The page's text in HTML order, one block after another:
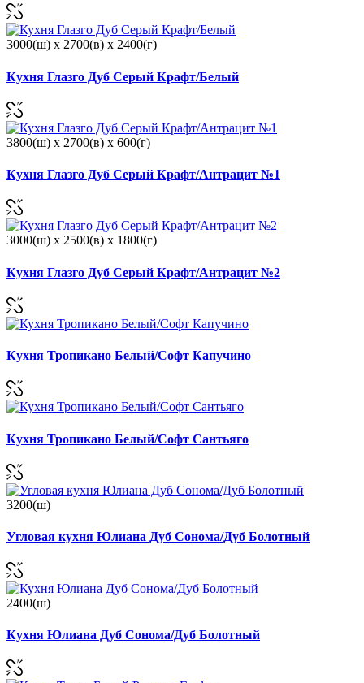
3000(ш) x 2700(в) x 2400(г)
Кухня Глазго Дуб Серый Крафт/Белый
3800(ш) x 2700(в) x 600(г)
Кухня Глазго Дуб Серый Крафт/Антрацит №1
3000(ш) x 2500(в) x 1800(г)
Кухня Глазго Дуб Серый Крафт/Антрацит №2
Кухня Тропикано Белый/Софт Капучино
Кухня Тропикано Белый/Софт Сантьяго
3200(ш)
Угловая кухня Юлиана Дуб Сонома/Дуб Болотный
2400(ш)
Кухня Юлиана Дуб Сонома/Дуб Болотный